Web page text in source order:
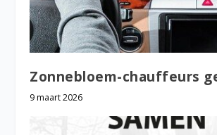
Zonnebloem-chauffeurs
9 maart 2026